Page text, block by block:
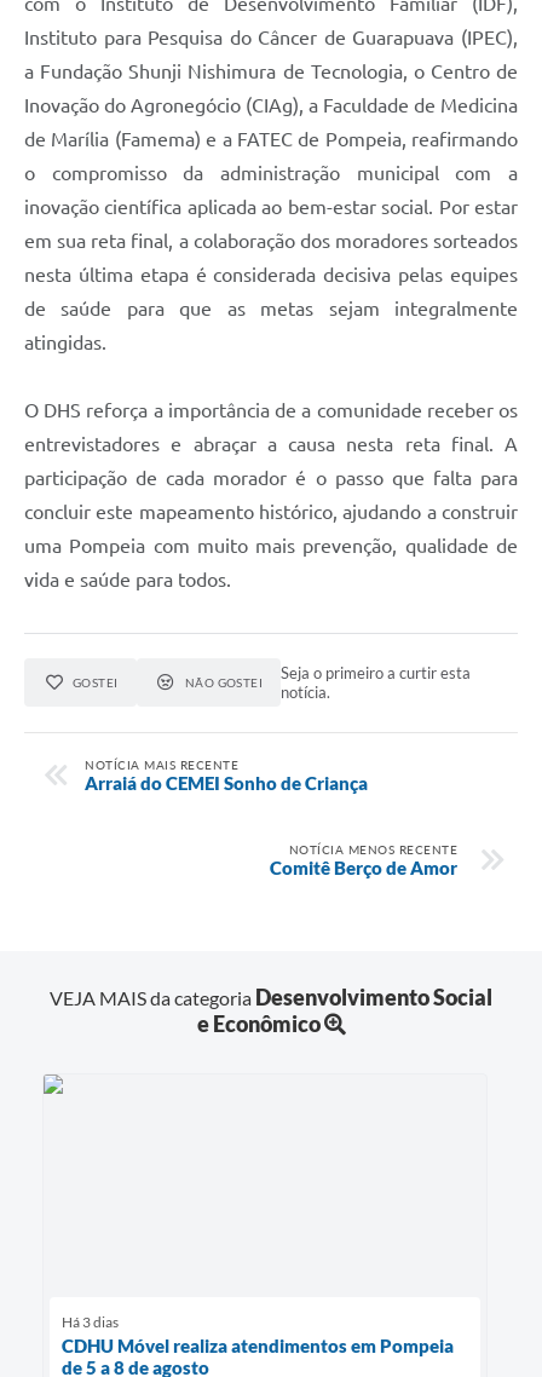
Instituto para Pesquisa do Câncer de Guarapuava (IPEC),
a Fundação Shunji Nishimura de Tecnologia, o Centro de
Inovação do Agronegócio (CIAg), a Faculdade de Medicina
de Marília (Famema) e a FATEC de Pompeia, reafirmando
o compromisso da administração municipal com a
inovação científica aplicada ao bem-estar social. Por estar
em sua reta final, a colaboração dos moradores sorteados
nesta última etapa é considerada decisiva pelas equipes
de saúde para que as metas sejam integralmente
atingidas.
O DHS reforça a importância de a comunidade receber os
entrevistadores e abraçar a causa nesta reta final. A
participação de cada morador é o passo que falta para
concluir este mapeamento histórico, ajudando a construir
uma Pompeia com muito mais prevenção, qualidade de
vida e saúde para todos.
GOSTEI NÃO GOSTEI
Seja o primeiro a curtir esta
notícia.
NOTÍCIA MAIS RECENTE
Arraiá do CEMEI Sonho de Criança
NOTÍCIA MENOS RECENTE
Comitê Berço de Amor
VEJA MAIS da categoria Desenvolvimento Social
e Econômico
Há 3 dias
CDHU Móvel realiza atendimentos em Pompeia
de 5 a 8 de agosto